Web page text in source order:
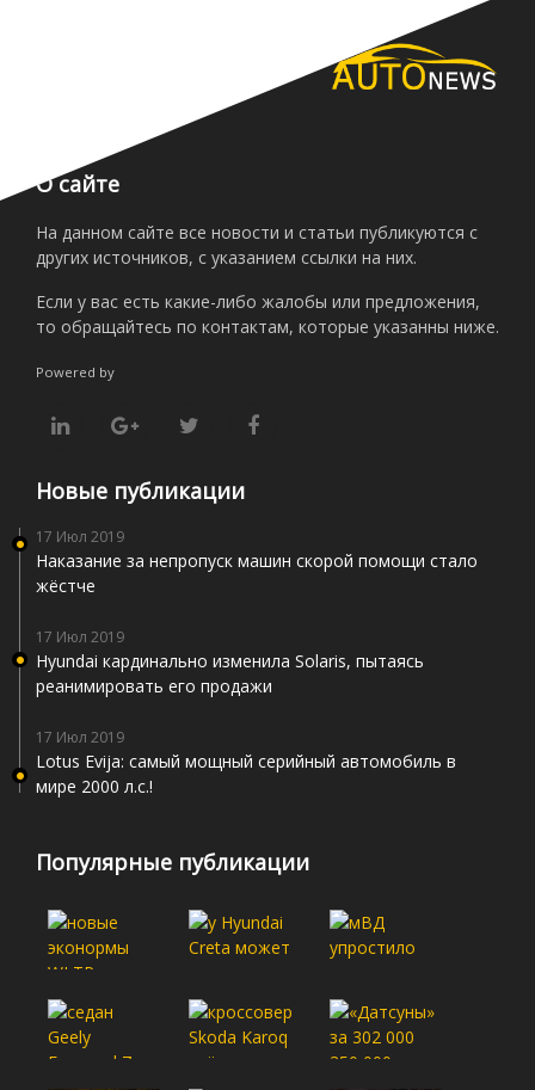
О сайте
На данном сайте все новости и статьи публикуются с
других источников, с указанием ссылки на них.
Если у вас есть какие-либо жалобы или предложения,
то обращайтесь по контактам, которые указанны ниже.
Powered by
Новые публикации
17 Июл 2019
Наказание за непропуск машин скорой помощи стало
жёстче
17 Июл 2019
Hyundai кардинально изменила Solaris, пытаясь
реанимировать его продажи
17 Июл 2019
Lotus Evija: самый мощный серийный автомобиль в
мире 2000 л.с.!
Популярные публикации